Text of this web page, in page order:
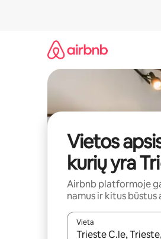
Vietos
kurių yra
Airbnb platformoje
namus ir kitus
Vieta
Kai pasirodys